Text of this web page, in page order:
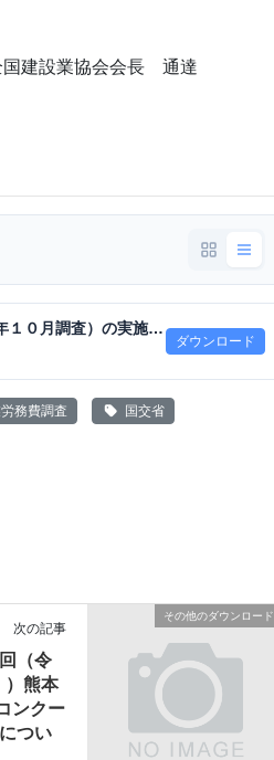
建設業協会会長 通達
公共事業労務費調査（令和６年１０月調査）の実施について（協力のお願い）.pdf
ダウンロード
務費調査 国交省
その他のダウンロード
次の記事
（令
）熊本
ンクー
つい